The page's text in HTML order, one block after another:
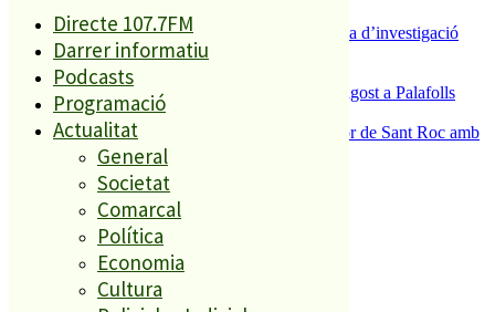
Directe 107.7FM
Darrer informatiu
Podcasts
Programació
Actualitat
General
Societat
Comarcal
Política
Economia
Cultura
3
Un historiador local guanya la primera beca d’investigació
sobre el Castell de Palafolls
4
Festa per observar l’eclipsi solar del 12 d’agost a Palafolls
5
Malgrat de Mar enceta demà la Festa Major de Sant Roc amb
deu dies de festa i tradició
El més llegit
ESPORTS CAP DE SETMANA